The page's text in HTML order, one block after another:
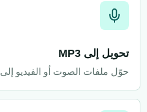
تحويل إلى MP3
حوّل ملفات الصوت أو الفيديو إلى MP3.